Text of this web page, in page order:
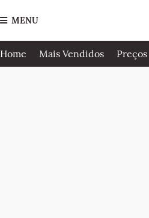
MENU
Home Mais Vendidos Preços